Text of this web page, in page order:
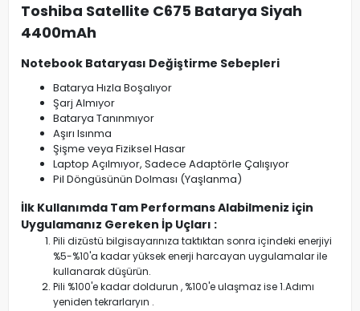
Toshiba Satellite C675 Batarya Siyah
4400mAh
Notebook Bataryası Değiştirme Sebepleri
Batarya Hızla Boşalıyor
Şarj Almıyor
Batarya Tanınmıyor
Aşırı Isınma
Şişme veya Fiziksel Hasar
Laptop Açılmıyor, Sadece Adaptörle Çalışıyor
Pil Döngüsünün Dolması (Yaşlanma)
İlk Kullanımda Tam Performans Alabilmeniz için
Uygulamanız Gereken İp Uçları :
Pili dizüstü bilgisayarınıza taktıktan sonra içindeki enerjiyi
%5-%10'a kadar yüksek enerji harcayan uygulamalar ile
kullanarak düşürün.
Pili %100'e kadar doldurun , %100'e ulaşmaz ise 1.Adımı
yeniden tekrarlaryın .